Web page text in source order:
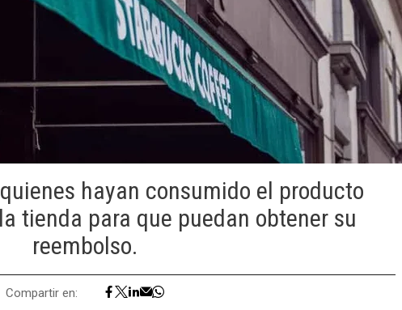
hayan consumido el producto
tienda para que puedan obtener su
reembolso.
Compartir en: